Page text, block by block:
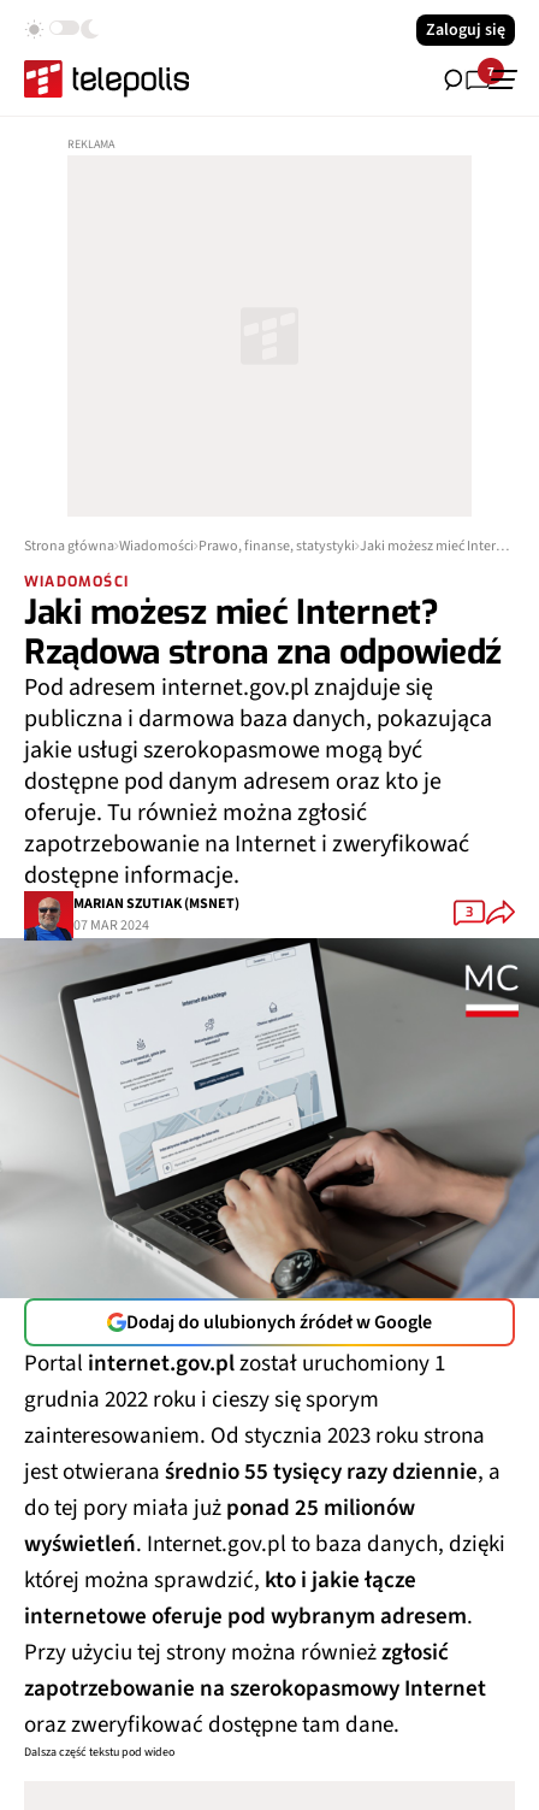
Zaloguj się
7
Strona główna Wiadomości Prawo, finanse, statystyki Jaki możesz mieć Internet? Rządowa strona zna odpowiedź
WIADOMOŚCI
Jaki możesz mieć Internet?
Rządowa strona zna odpowiedź
Pod adresem internet.gov.pl znajduje się
publiczna i darmowa baza danych, pokazująca
jakie usługi szerokopasmowe mogą być
dostępne pod danym adresem oraz kto je
oferuje. Tu również można zgłosić
zapotrzebowanie na Internet i zweryfikować
dostępne informacje.
MARIAN SZUTIAK (MSNET)
07 MAR 2024
3
Dodaj do ulubionych źródeł w Google
Portal internet.gov.plzostał uruchomiony 1
grudnia 2022 roku i cieszy się sporym
zainteresowaniem. Od stycznia 2023 roku strona
jest otwieranaśrednio 55 tysięcy razy dziennie, a
do tej pory miała jużponad 25 milionów
wyświetleń. Internet.gov.pl to baza danych, dzięki
której można sprawdzić, kto i jakie łącze
internetowe oferuje pod wybranym adresem.
Przy użyciu tej strony można równieżzgłosić
zapotrzebowanie na szerokopasmowy Internet
oraz zweryfikować dostępne tam dane.
Dalsza część tekstu pod wideo